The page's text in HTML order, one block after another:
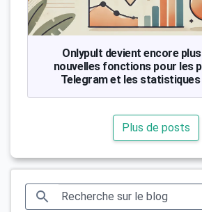
Onlypult devient encore
nouvelles fonctions pour les
Telegram et les
Plus de posts